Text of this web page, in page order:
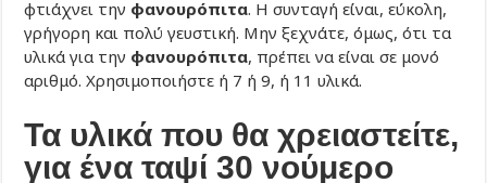
φτιάχνει την φανουρόπιτα. Η συνταγή είναι, εύκολη,
γρήγορη και πολύ γευστική. Μην ξεχνάτε, όμως, ότι τα
υλικά για την φανουρόπιτα, πρέπει να είναι σε μονό
αριθμό. Χρησιμοποιήστε ή 7 ή 9, ή 11 υλικά.
Τα υλικά που θα χρειαστείτε,
για ένα ταψί 30 νούμερο